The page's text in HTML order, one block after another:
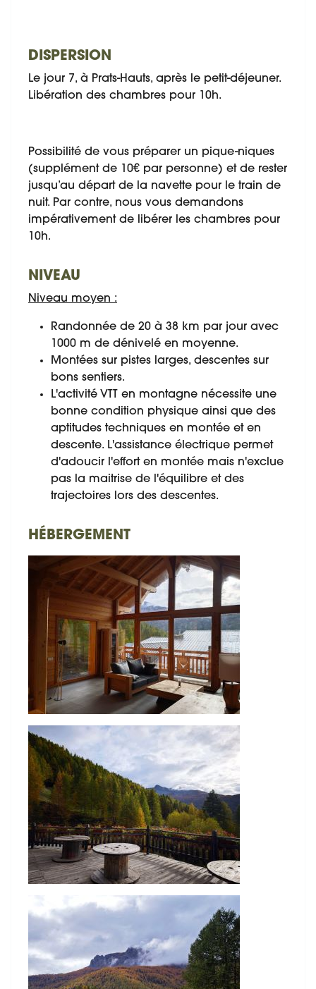
DISPERSION
Le jour 7, à Prats-Hauts, après le petit-déjeuner.
Libération des chambres pour 10h.
Possibilité de vous préparer un pique-niques
(supplément de 10€ par personne) et de rester
jusqu’au départ de la navette pour le train de
nuit. Par contre, nous vous demandons
impérativement de libérer les chambres pour
10h.
NIVEAU
Niveau moyen :
Randonnée de 20 à 38 km par jour avec
1000 m de dénivelé en moyenne.
Montées sur pistes larges, descentes sur
bons sentiers.
L'activité VTT en montagne nécessite une
bonne condition physique ainsi que des
aptitudes techniques en montée et en
descente. L'assistance électrique permet
d'adoucir l'effort en montée mais n'exclue
pas la maitrise de l'équilibre et des
trajectoires lors des descentes.
HÉBERGEMENT